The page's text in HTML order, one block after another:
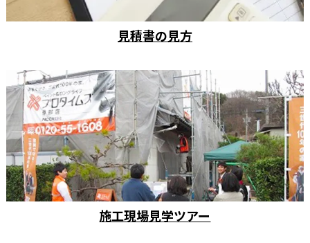
見積書の見方
施工現場見学ツアー